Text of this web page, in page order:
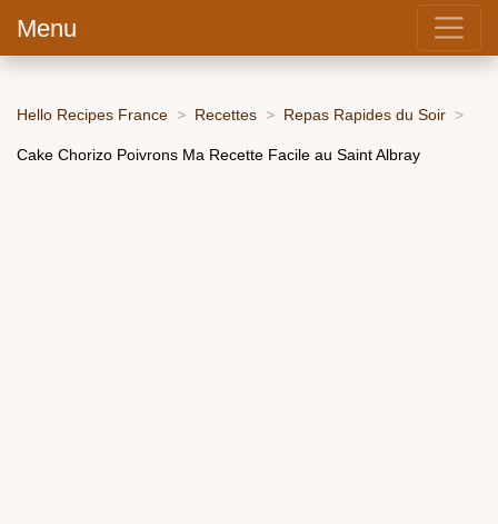
Menu
Hello Recipes France Recettes Repas Rapides du Soir
Cake Chorizo Poivrons Ma Recette Facile au Saint Albray